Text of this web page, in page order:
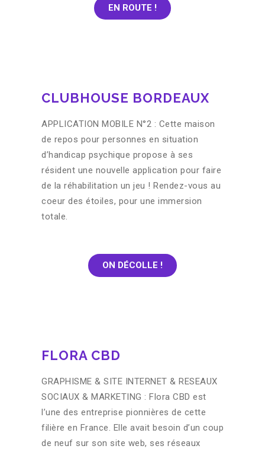
EN ROUTE !
CLUBHOUSE BORDEAUX
APPLICATION MOBILE N°2 : Cette maison
de repos pour personnes en situation
d’handicap psychique propose à ses
résident une nouvelle application pour faire
de la réhabilitation un jeu ! Rendez-vous au
coeur des étoiles, pour une immersion
totale.
ON DÉCOLLE !
FLORA CBD
GRAPHISME & SITE INTERNET & RESEAUX
SOCIAUX & MARKETING : Flora CBD est
l’une des entreprise pionnières de cette
filière en France. Elle avait besoin d’un coup
de neuf sur son site web, ses réseaux